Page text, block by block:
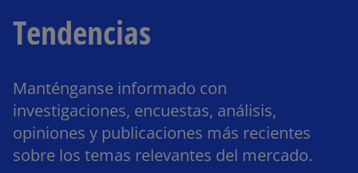
Tendencias
Manténganse informado con
investigaciones, encuestas, análisis,
opiniones y publicaciones más recientes
sobre los temas relevantes del mercado.